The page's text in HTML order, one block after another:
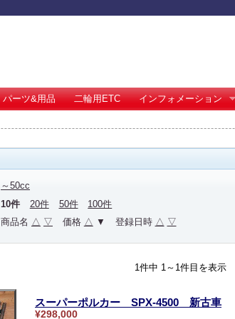
パーツ&用品 二輪用ETC インフォメーション
～50cc
10件 20件 50件
100件
商品名 △ ▽ 価格 △ ▼ 登録日時 △ ▽
1件中 1～1件目を表示
スーパーポルカー SPX-4500 新古車
¥298,000